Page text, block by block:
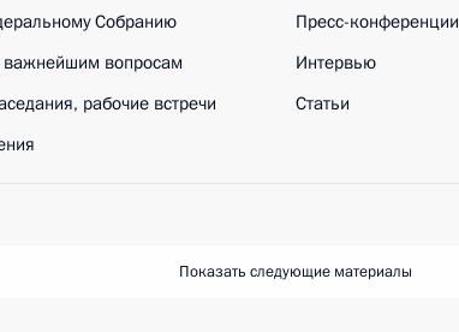
Собранию
важнейшим вопросам
рабочие встречи
Пресс-конференции
Интервью
Статьи
Показать следующие материалы